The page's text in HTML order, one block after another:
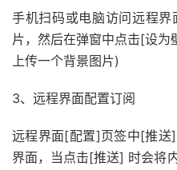
手机扫码或电脑访问远程
片，然后在弹窗中点击[设为
上传一个背景图片)
3、远程界面配置订阅
远程界面[配置]页签中[推送
界面，当点击[推送] 时会将